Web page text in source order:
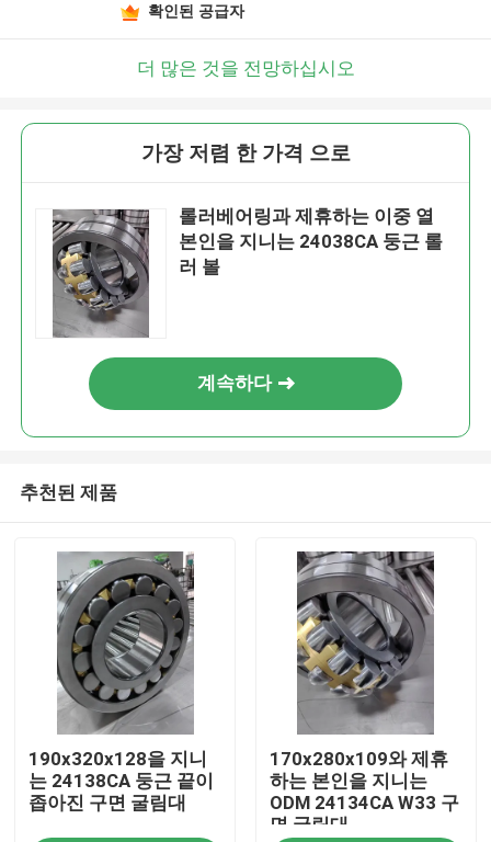
확인된 공급자
더 많은 것을 전망하십시오
가장 저렴 한 가격 으로
롤러베어링과 제휴하는 이중 열
본인을 지니는 24038CA 둥근 롤
러 볼
계속하다
추천된 제품
190x320x128을 지니
는 24138CA 둥근 끝이
좁아진 구면 굴림대
170x280x109와 제휴
하는 본인을 지니는
ODM 24134CA W33 구
면 굴림대